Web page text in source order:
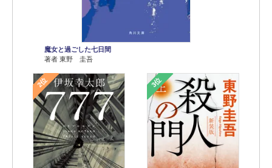
魔女と過ごした七日間
著者 東野 圭吾
2位 3位